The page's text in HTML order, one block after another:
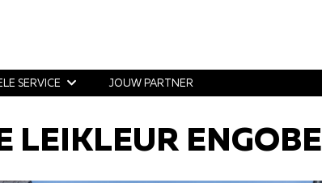
SERVICE JOUW PARTNER
LEIKLEUR ENGOBE